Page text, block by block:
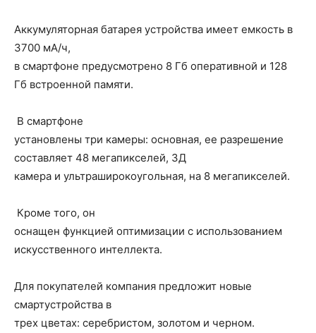
Аккумуляторная батарея устройства имеет емкость в
3700 мА/ч,
в смартфоне предусмотрено 8 Гб оперативной и 128
Гб встроенной памяти.
В смартфоне
установлены три камеры: основная, ее разрешение
составляет 48 мегапикселей, 3Д
камера и ультраширокоугольная, на 8 мегапикселей.
Кроме того, он
оснащен функцией оптимизации с использованием
искусственного интеллекта.
Для покупателей компания предложит новые
смартустройства в
трех цветах: серебристом, золотом и черном.